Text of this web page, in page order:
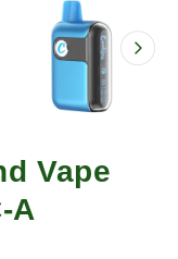
Vape
A